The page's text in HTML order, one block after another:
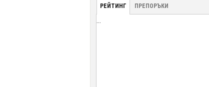
РЕЙТИНГ ПРЕПОРЪКИ
...